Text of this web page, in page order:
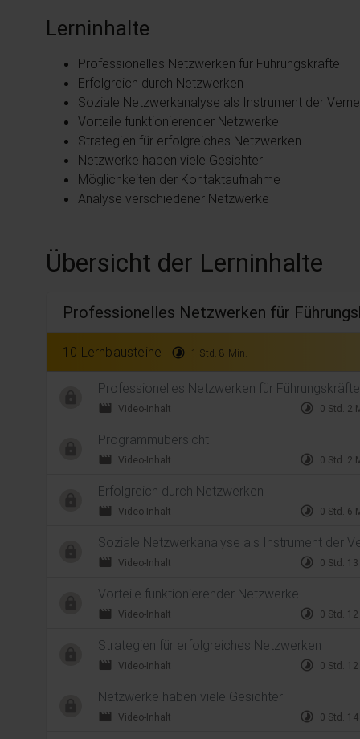
Lerninhalte
Professionelles Netzwerken für Führungskräfte
Erfolgreich durch Netzwerken
Soziale Netzwerkanalyse als Instrument der
Vorteile funktionierender Netzwerke
Strategien für erfolgreiches Netzwerken
Netzwerke haben viele Gesichter
Möglichkeiten der Kontaktaufnahme
Analyse verschiedener Netzwerke
Übersicht der Lerninhalte
Professionelles Netzwerken für
10 Lernbausteine timelapse 1 Std. 8 Min.
Professionelles Netzwerken für Führungskräfte
movie Video-Inhalt timelapse 0 Std. 2
Programmübersicht
movie Video-Inhalt timelapse 0 Std. 2
Erfolgreich durch Netzwerken
movie Video-Inhalt timelapse 0 Std. 6
Soziale Netzwerkanalyse als Instrument der
movie Video-Inhalt timelapse 0 Std.
Vorteile funktionierender Netzwerke
movie Video-Inhalt timelapse 0 Std.
Strategien für erfolgreiches Netzwerken
movie Video-Inhalt timelapse 0 Std.
Netzwerke haben viele Gesichter
movie Video-Inhalt timelapse 0 Std.